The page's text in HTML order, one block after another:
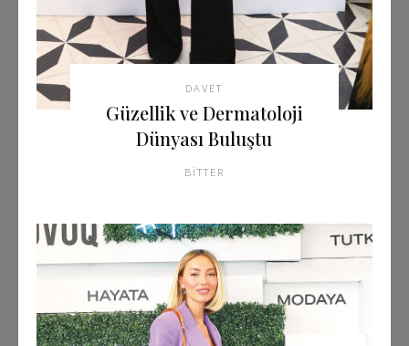
DAVET
Güzellik ve Dermatoloji
Dünyası Buluştu
BITTER